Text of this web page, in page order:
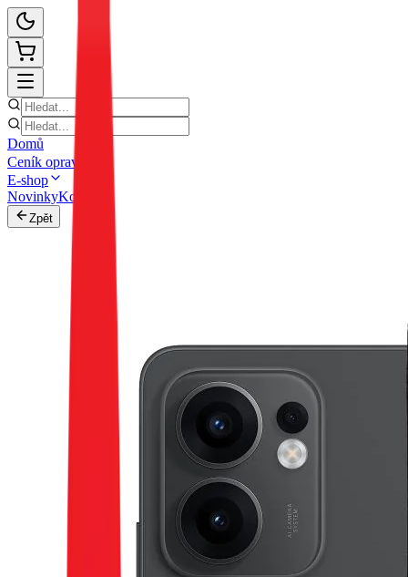
Domů
Ceník oprav
E-shop
NovinkyKontakt
Zpět